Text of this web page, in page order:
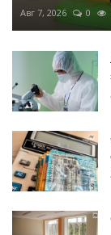
Авг 7, 2026 0